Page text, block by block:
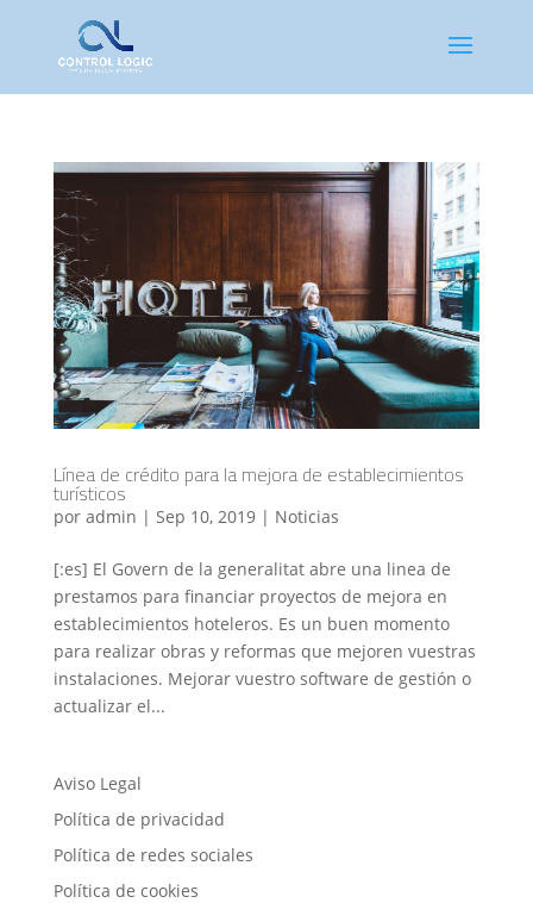
Línea de crédito para la mejora de establecimientos
turísticos
por admin | Sep 10, 2019| Noticias
[:es] El Govern de la generalitat abre una linea de
prestamos para financiar proyectos de mejora en
establecimientos hoteleros. Es un buen momento
para realizar obras y reformas que mejoren vuestras
instalaciones. Mejorar vuestro software de gestión o
actualizar el...
Aviso Legal
Política de privacidad
Política de redes sociales
Política de cookies